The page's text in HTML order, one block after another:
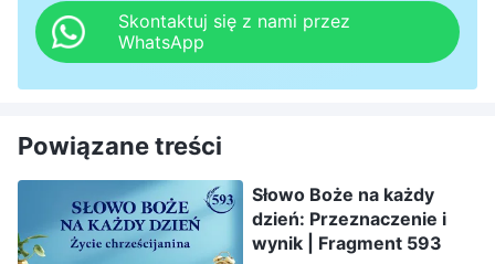
Skontaktuj się z nami przez
WhatsApp
Powiązane treści
Słowo Boże na każdy
dzień: Przeznaczenie i
wynik | Fragment 593